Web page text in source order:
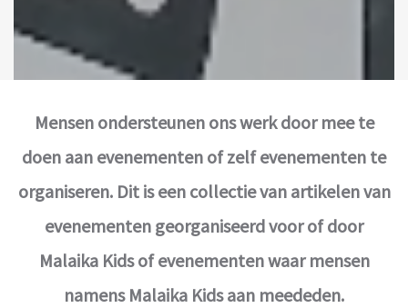
Mensen ondersteunen ons werk door mee te
doen aan evenementen of zelf evenementen te
organiseren. Dit is een collectie van artikelen van
evenementen georganiseerd voor of door
Malaika Kids of evenementen waar mensen
namens Malaika Kids aan meededen.